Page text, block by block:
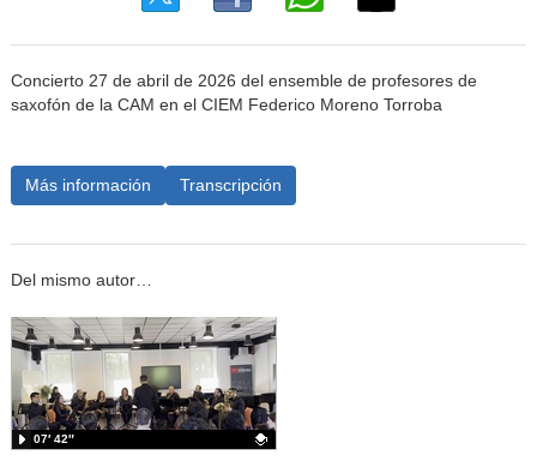
Concierto 27 de abril de 2026 del ensemble de profesores de
saxofón de la CAM en el CIEM Federico Moreno Torroba
Más información Transcripción
Del mismo autor…
07′ 42″